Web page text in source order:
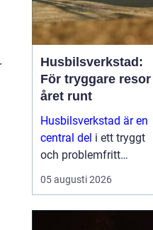
Husbilsverkstad:
För tryggare resor
året runt
Husbilsverkstad är en
central del i ett tryggt
och problemfritt
husbilsliv. När en husbil
används som både
05 augusti 2026